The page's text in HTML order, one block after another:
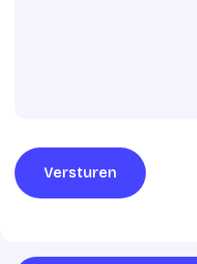
Versturen